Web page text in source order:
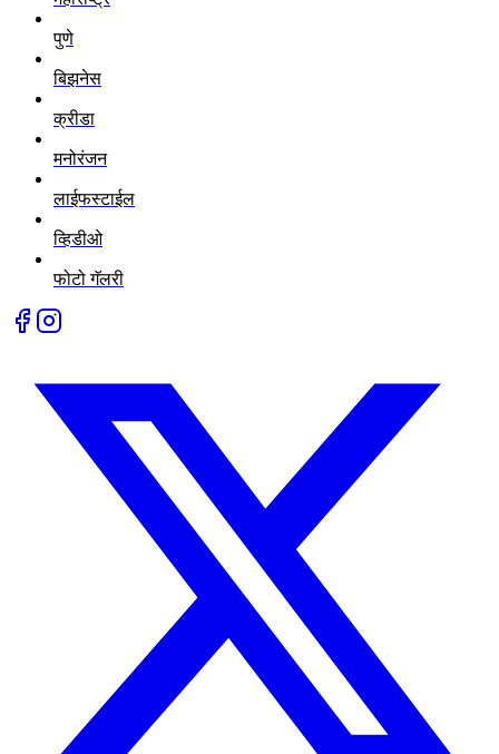
पुणे
बिझनेस
क्रीडा
मनोरंजन
लाईफस्टाईल
व्हिडीओ
फोटो गॅलरी